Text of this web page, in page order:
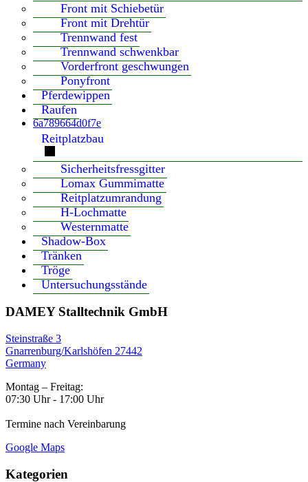
Front mit Schiebetür
Front mit Drehtür
Trennwand fest
Trennwand schwenkbar
Vorderfront geschwungen
Ponyfront
Pferdewippen
Raufen
6a789664d0f7e
Reitplatzbau
Sicherheitsfressgitter
Lomax Gummimatte
Reitplatzumrandung
H-Lochmatte
Westernmatte
Shadow-Box
Tränken
Tröge
Untersuchungsstände
DAMEY Stalltechnik GmbH
Steinstraße 3
Gnarrenburg/Karlshöfen 27442
Germany
Montag – Freitag:
07:30 Uhr - 17:00 Uhr
Termine nach Vereinbarung
Google Maps
Kategorien